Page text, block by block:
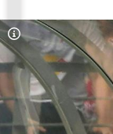
Copyright-